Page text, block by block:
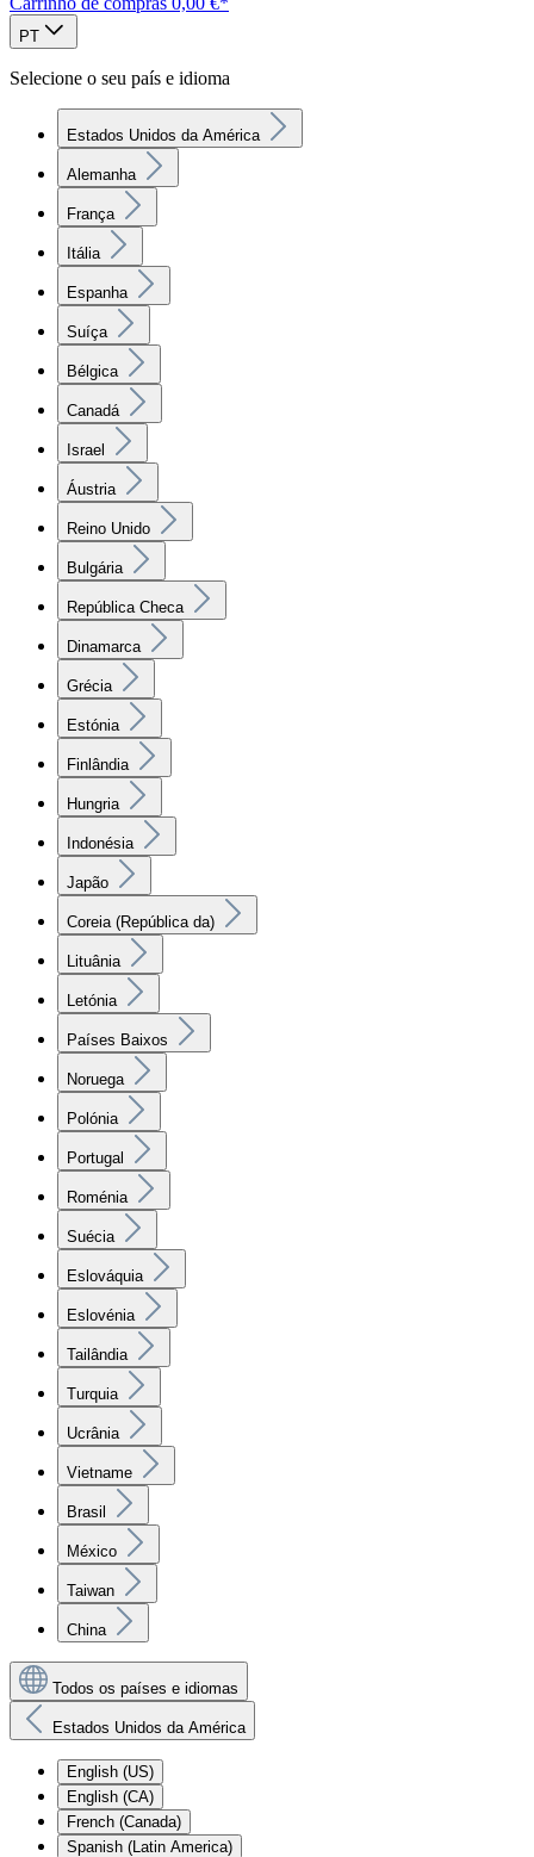
PT
Selecione o seu país e idioma
Estados Unidos da América
Alemanha
França
Itália
Espanha
Suíça
Bélgica
Canadá
Israel
Áustria
Reino Unido
Bulgária
República Checa
Dinamarca
Grécia
Estónia
Finlândia
Hungria
Indonésia
Japão
Coreia (República da)
Lituânia
Letónia
Países Baixos
Noruega
Polónia
Portugal
Roménia
Suécia
Eslováquia
Eslovénia
Tailândia
Turquia
Ucrânia
Vietname
Brasil
México
Taiwan
China
Todos os países e idiomas
Estados Unidos da América
English (US)
English (CA)
French (Canada)
Spanish (Latin America)